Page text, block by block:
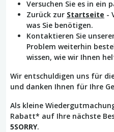
Versuchen Sie es in ein
Zurück zur Startseite -
was Sie benötigen.
Kontaktieren Sie
Problem weiterhin
wissen, wie wir Ihnen
Wir entschuldigen uns für
und danken Ihnen für Ihre
Als kleine
Rabatt* auf Ihre nächste
5SORRY.